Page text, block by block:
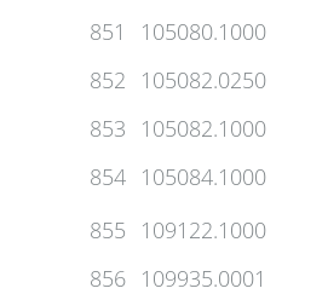
851
105080.1000
852
105082.0250
853
105082.1000
854 105084.1000
855
109122.1000
856 109935.0001